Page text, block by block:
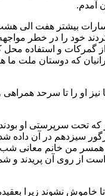
بیشتر هفت الی
خود را در خطر
گمرکات و استفاده محل
که دوستان ملت ما
نیز او را تا سرحد
که تحت سرپرستی او
پاپ گرگور سیزدهم در آن
اقوام و دوستان همسر من خانم
از روی آن پریدند و
خاموش نشوند زیرا